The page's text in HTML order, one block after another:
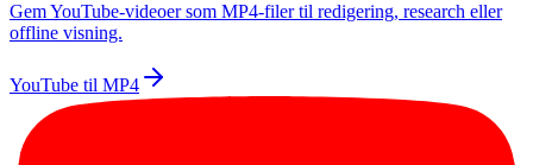
Gem YouTube-videoer som MP4-filer til redigering, research eller
offline visning.
YouTube til MP4